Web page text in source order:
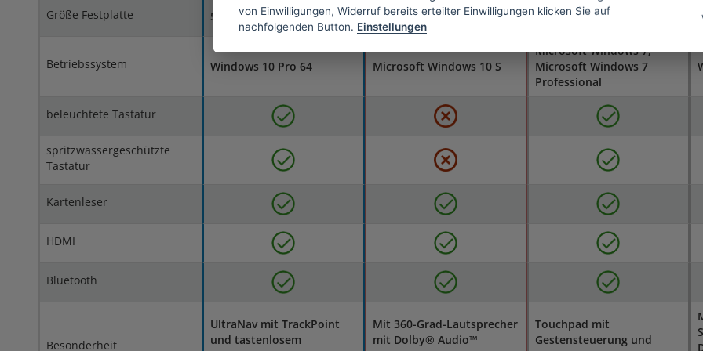
Größe Festplatte 512 GB 128 GB 512 GB
Betriebssystem Windows 10 Pro 64 Microsoft Windows 10 S
Microsoft Windows 7,
Microsoft Windows 7
Professional
beleuchtete Tastatur
spritzwassergeschützte
Tastatur
Kartenleser
HDMI
Bluetooth
Besonderheit
UltraNav mit TrackPoint
und tastenlosem
Mit 360-Grad-Lautsprecher
mit Dolby® Audio™
Touchpad mit
Gestensteuerung und
von Einwilligungen, Widerruf bereits erteilter Einwilligungen klicken Sie auf
nachfolgenden Button. Einstellungen